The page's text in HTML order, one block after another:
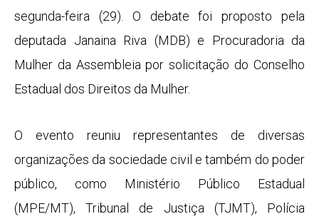
segunda-feira (29). O debate foi proposto pela
deputada Janaina Riva (MDB) e Procuradoria da
Mulher da Assembleia por solicitação do Conselho
Estadual dos Direitos da Mulher.
O evento reuniu representantes de diversas
organizações da sociedade civil e também do poder
público, como Ministério Público Estadual
(MPE/MT), Tribunal de Justiça (TJMT), Polícia